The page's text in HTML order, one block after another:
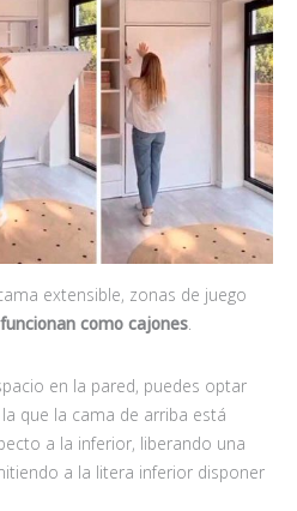
extensible, zonas de juego
como cajones.
en la pared, puedes optar
la que la cama de arriba está
a la inferior, liberando una
a la litera inferior disponer